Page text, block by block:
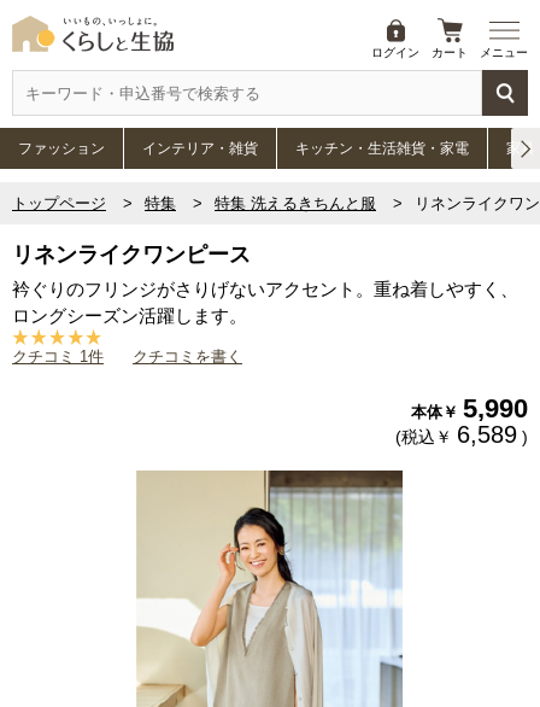
ログイン カート メニュー
ファッション インテリア・雑貨 キッチン・生活雑貨・家電 家具
トップページ 特集 特集 洗えるきちんと服 リネンライクワ
リネンライクワンピース
衿ぐりのフリンジがさりげないアクセント。重ね着しやすく、
ロングシーズン活躍します。
クチコミ 1件 クチコミを書く
本体￥ 5,990
(税込￥ 6,589 )